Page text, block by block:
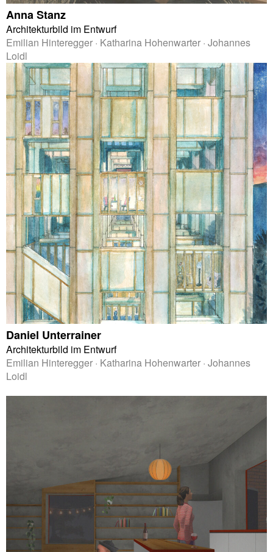
Anna Stanz
Architekturbild im Entwurf
Emilian Hinteregger · Katharina Hohenwarter · Johannes
Loidl
Daniel Unterrainer
Architekturbild im Entwurf
Emilian Hinteregger · Katharina Hohenwarter · Johannes
Loidl